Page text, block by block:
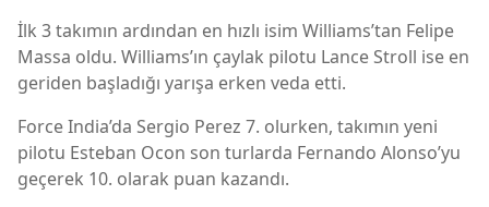
İlk 3 takımın ardından en hızlı isim Williams’tan Felipe
Massa oldu. Williams’ın çaylak pilotu Lance Stroll ise en
geriden başladığı yarışa erken veda etti.
Force India’da Sergio Perez 7. olurken, takımın yeni
pilotu Esteban Ocon son turlarda Fernando Alonso’yu
geçerek 10. olarak puan kazandı.